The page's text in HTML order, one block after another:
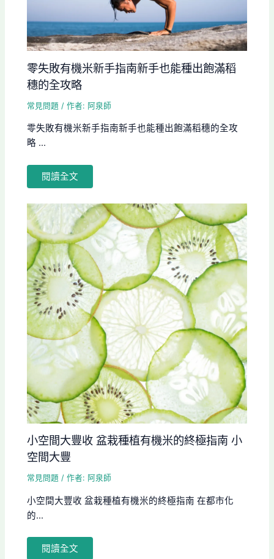
零失敗有機米新手指南新手也能種出飽滿稻
穗的全攻略
常見問題 / 作者: 阿泉師
零失敗有機米新手指南新手也能種出飽滿稻穗的全攻
略 ...
閱讀全文
小空間大豐收 盆栽種植有機米的終極指南 小
空間大豐
常見問題 / 作者: 阿泉師
小空間大豐收 盆栽種植有機米的終極指南 在都市化
的...
閱讀全文